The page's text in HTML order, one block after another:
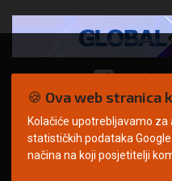
🍪 Ova web stranica
Kolačiće upotrebljavamo
statističkih podataka
načina na koji posjetitelji